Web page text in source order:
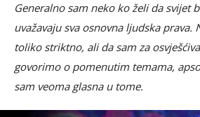
Generalno sam neko ko želi da svijet
uvažavaju sva osnovna ljudska prava.
toliko striktno, ali da sam za
govorimo o pomenutim temama,
sam veoma glasna u tome.